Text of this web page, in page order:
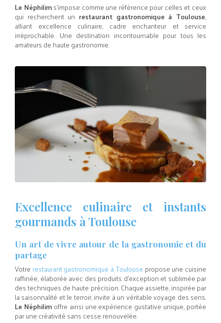
Le Néphilims’impose comme une référence pour celles et ceux
qui recherchent un restaurant gastronomique à Toulouse,
alliant excellence culinaire, cadre enchanteur et service
irréprochable. Une destination incontournable pour tous les
amateurs de haute gastronomie.
Excellence culinaire et instants
gourmands à Toulouse
Un art de vivre autour de la gastronomie et du
partage
Votre restaurant gastronomique à Toulouse propose une cuisine
raffinée, élaborée avec des produits d’exception et sublimée par
des techniques de haute précision. Chaque assiette, inspirée par
la saisonnalité et le terroir, invite à un véritable voyage des sens.
Le Néphilimoffre ainsi une expérience gustative unique, portée
par une créativité sans cesse renouvelée.